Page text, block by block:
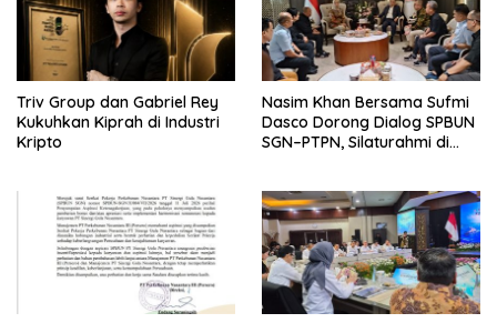
Triv Group dan Gabriel Rey
Kukuhkan Kiprah di Industri
Kripto
Nasim Khan Bersama Sufmi
Dasco Dorong Dialog SPBUN
SGN–PTPN, Silaturahmi di